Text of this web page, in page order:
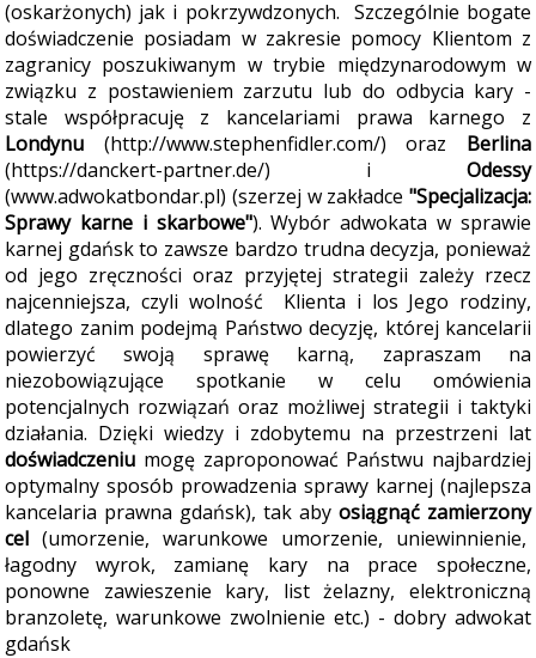
(oskarżonych) jak i pokrzywdzonych. Szczególnie bogate
doświadczenie posiadam w zakresie pomocy Klientom z
zagranicy poszukiwanym w trybie międzynarodowym w
związku z postawieniem zarzutu lub do odbycia kary -
stale współpracuję z kancelariami prawa karnego z
Londynu
(http://www.stephenfidler.com/) oraz Berlina
(https://danckert-partner.de/) i Odessy
(www.adwokatbondar.pl) (szerzej w zakładce "Specjalizacja:
Sprawy karne i skarbowe"). Wybór adwokata w sprawie
karnej gdańsk to zawsze bardzo trudna decyzja, ponieważ
od jego zręczności oraz przyjętej strategii zależy rzecz
najcenniejsza, czyli wolność Klienta i los Jego rodziny,
dlatego zanim podejmą Państwo decyzję, której kancelarii
powierzyć swoją sprawę karną, zapraszam na
niezobowiązujące spotkanie w celu omówienia
potencjalnych rozwiązań oraz możliwej strategii i taktyki
działania. Dzięki wiedzy i zdobytemu na przestrzeni lat
doświadczeniu mogę zaproponować Państwu najbardziej
optymalny sposób prowadzenia sprawy karnej (najlepsza
kancelaria prawna gdańsk), tak aby osiągnąć zamierzony
cel (umorzenie, warunkowe umorzenie, uniewinnienie,
łagodny wyrok, zamianę kary na prace społeczne,
ponowne zawieszenie kary, list żelazny, elektroniczną
branzoletę, warunkowe zwolnienie etc.) - dobry adwokat
gdańsk